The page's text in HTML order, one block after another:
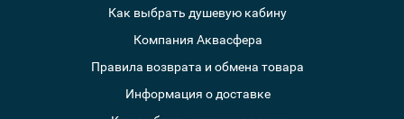
Как выбрать душевую кабину
Компания Аквасфера
Правила возврата и обмена товара
Информация о доставке